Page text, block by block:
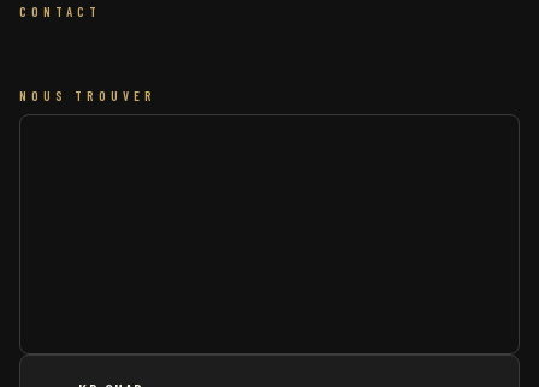
CONTACT
NOUS TROUVER